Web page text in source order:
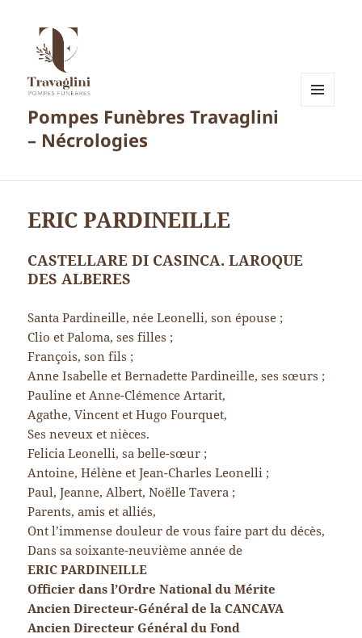
Pompes Funèbres Travaglini
– Nécrologies
ERIC PARDINEILLE
CASTELLARE DI CASINCA. LAROQUE
DES ALBERES
Santa Pardineille, née Leonelli, son épouse ;
Clio et Paloma, ses filles ;
François, son fils ;
Anne Isabelle et Bernadette Pardineille, ses sœurs ;
Pauline et Anne-Clémence Artarit,
Agathe, Vincent et Hugo Fourquet,
Ses neveux et nièces.
Felicia Leonelli, sa belle-sœur ;
Antoine, Hélène et Jean-Charles Leonelli ;
Paul, Jeanne, Albert, Noëlle Tavera ;
Parents, amis et alliés,
Ont l’immense douleur de vous faire part du décès,
Dans sa soixante-neuvième année de
ERIC PARDINEILLE
Officier dans l’Ordre National du Mérite
Ancien Directeur-Général de la CANCAVA
Ancien Directeur Général du Fond